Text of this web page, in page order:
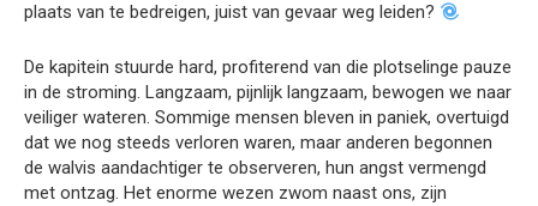
plaats van te bedreigen, juist van gevaar weg leiden?
De kapitein stuurde hard, profiterend van die plotselinge pauze
in de stroming. Langzaam, pijnlijk langzaam, bewogen we naar
veiliger wateren. Sommige mensen bleven in paniek, overtuigd
dat we nog steeds verloren waren, maar anderen begonnen
de walvis aandachtiger te observeren, hun angst vermengd
met ontzag. Het enorme wezen zwom naast ons, zijn